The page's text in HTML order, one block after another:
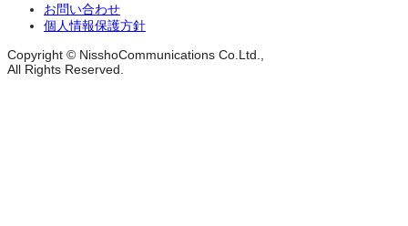
お問い合わせ
個人情報保護方針
Copyright © NisshoCommunications Co.Ltd.,
All Rights Reserved.